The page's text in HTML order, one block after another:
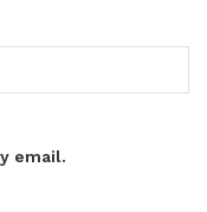
email.